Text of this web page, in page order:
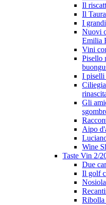
Il
Il
I
Nuovi
Emilia
Vini
Pisello
I piselli
Gli
Aipo
Wine
Taste Vin 2/
Due
Il golf
Ribolla